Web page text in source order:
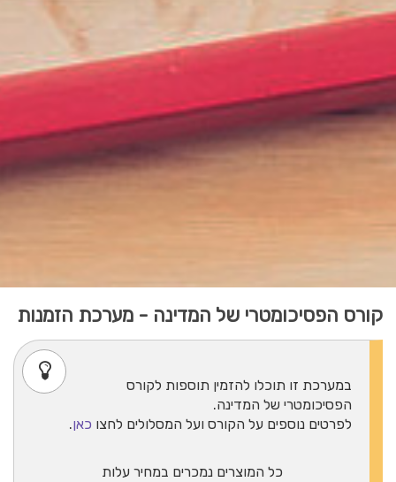
קורס הפסיכומטרי של המדינה - מערכת הזמנות
במערכת זו תוכלו להזמין תוספות לקורס
הפסיכומטרי של המדינה.
לפרטים נוספים על הקורס ועל המסלולים לחצו כאן.
כל המוצרים נמכרים במחיר עלות